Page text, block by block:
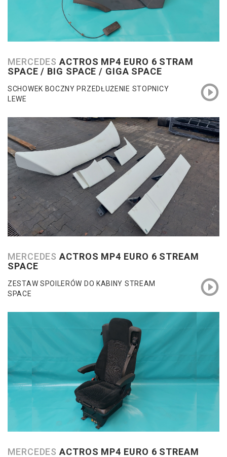
MERCEDESACTROS MP4 EURO 6 STRAM
SPACE / BIG SPACE / GIGA SPACE
SCHOWEK BOCZNY PRZEDŁUŻENIE STOPNICY
LEWE
MERCEDESACTROS MP4 EURO 6 STREAM
SPACE
ZESTAW SPOILERÓW DO KABINY STREAM
SPACE
MERCEDESACTROS MP4 EURO 6 STREAM